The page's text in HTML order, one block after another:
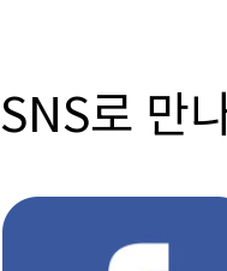
SNS로 만